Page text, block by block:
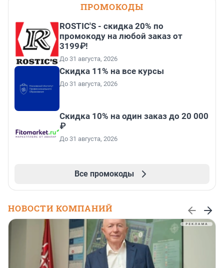
ПРОМОКОДЫ
ROSTIC'S - скидка 20% по
промокоду на любой заказ от
3199₽!
До 31 августа, 2026
Скидка 11% на все курсы
До 31 августа, 2026
Скидка 10% на один заказ до 20 000
₽
До 31 августа, 2026
Все промокоды
НОВОСТИ КОМПАНИЙ